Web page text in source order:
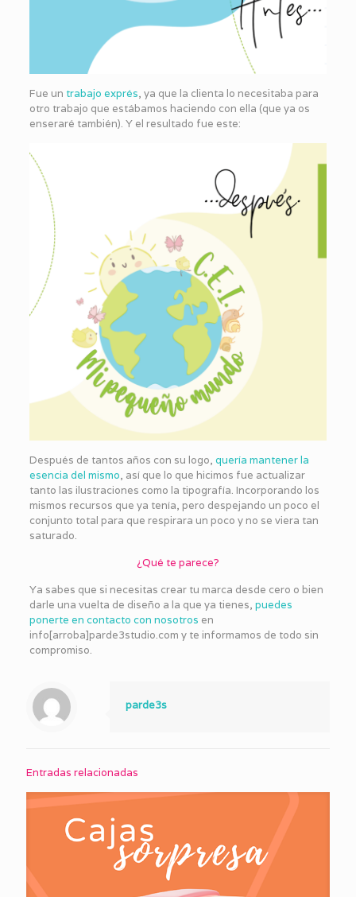
Fue un trabajo exprés, ya que la clienta lo necesitaba para
otro trabajo que estábamos haciendo con ella (que ya os
enseraré también). Y el resultado fue este:
Después de tantos años con su logo, quería mantener la
esencia del mismo, así que lo que hicimos fue actualizar
tanto las ilustraciones como la tipografía. Incorporando los
mismos recursos que ya tenía, pero despejando un poco el
conjunto total para que respirara un poco y no se viera tan
saturado.
¿Qué te parece?
Ya sabes que si necesitas crear tu marca desde cero o bien
darle una vuelta de diseño a la que ya tienes, puedes
ponerte en contacto con nosotros en
info[arroba]parde3studio.com y te informamos de todo sin
compromiso.
parde3s
Entradas relacionadas